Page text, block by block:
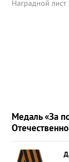
Наградной лист
Медаль «За